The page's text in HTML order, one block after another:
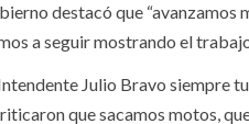
destacó que
a seguir mostrando el
Julio Bravo siempre
que sacamos motos,